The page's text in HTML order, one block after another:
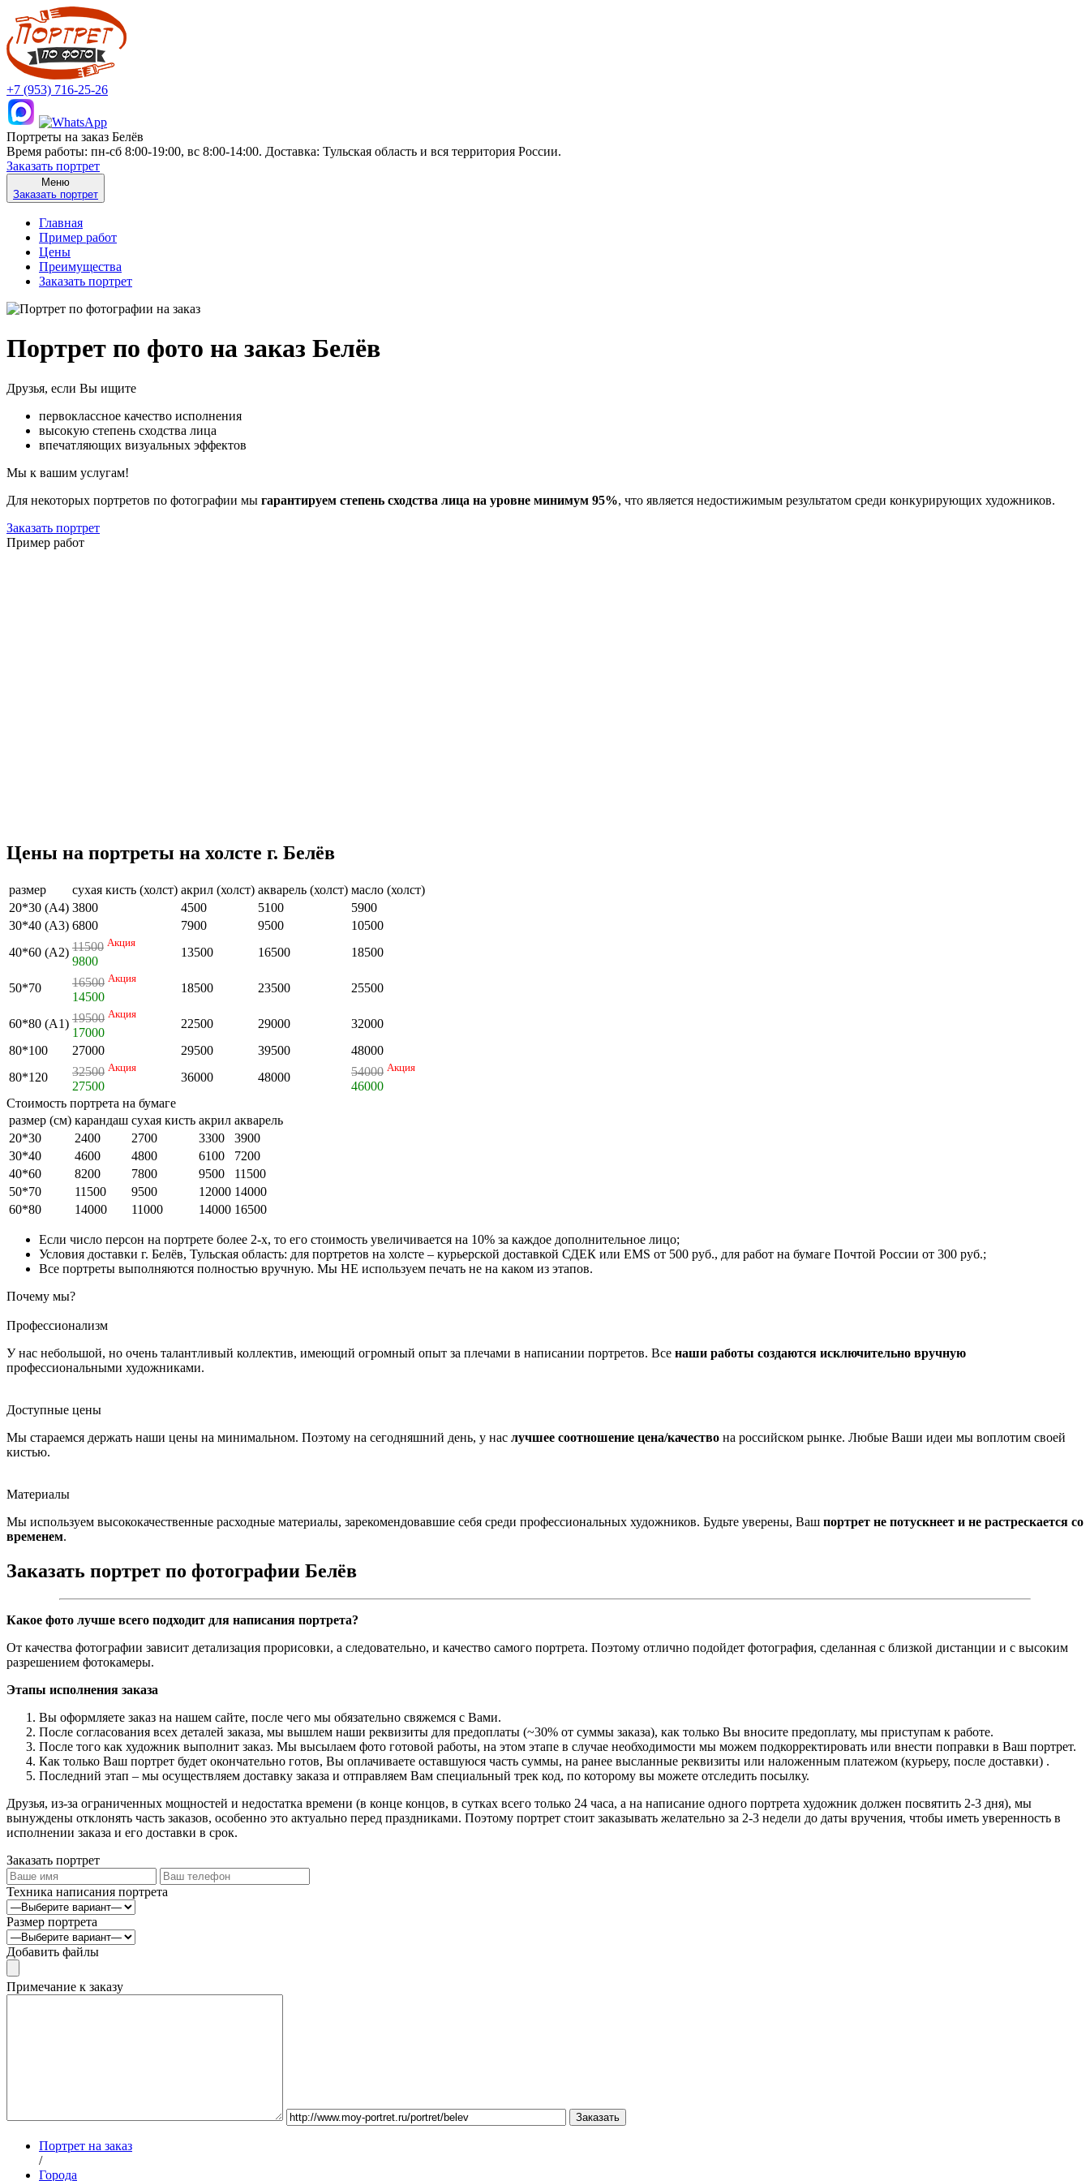
+7 (953) 716-25-26
Портреты на заказ Белёв
Время работы: пн-сб 8:00-19:00, вс 8:00-14:00. Доставка: Тульская область и вся территория России.
Заказать портрет
Меню
Заказать портрет
Главная
Пример работ
Цены
Преимущества
Заказать портрет
Портрет по фото на заказ Белёв
Друзья, если Вы ищите
первоклассное качество исполнения
высокую степень сходства лица
впечатляющих визуальных эффектов
Мы к вашим услугам!
Для некоторых портретов по фотографии мы гарантируем степень сходства лица на уровне минимум 95%, что является недостижимым результатом среди конкурирующих художников.
Заказать портрет
Пример работ
Цены на портреты на холсте г. Белёв
размер сухая кисть (холст) акрил (холст) акварель (холст) масло (холст)
20*30 (А4) 3800 4500 5100
5900
30*40 (А3) 6800 7900 9500
10500
40*60 (А2) 11500 Акция
9800
13500 16500 18500
50*70 16500 Акция
14500
18500 23500 25500
60*80 (А1) 19500 Акция
17000
22500 29000
32000
80*100
27000 29500 39500
48000
80*120
32500 Акция
27500
36000 48000 54000 Акция
46000
Стоимость портрета на бумаге
размер (см) карандаш сухая кисть акрил акварель
20*30
2400 2700 3300
3900
30*40
4600 4800 6100
7200
40*60
8200 7800 9500
11500
50*70
11500 9500 12000 14000
60*80
14000 11000 14000 16500
Если число персон на портрете более 2-х, то его стоимость увеличивается на 10% за каждое дополнительное лицо;
Условия доставки г. Белёв, Тульская область: для портретов на холсте – курьерской доставкой СДЕК или EMS от 500 руб., для работ на бумаге Почтой России от 300 руб.;
Все портреты выполняются полностью вручную. Мы НЕ используем печать не на каком из этапов.
Почему мы?
Профессионализм
У нас небольшой, но очень талантливый коллектив, имеющий огромный опыт за плечами в написании портретов. Все наши работы создаются исключительно вручную
профессиональными художниками.
Доступные цены
Мы стараемся держать наши цены на минимальном. Поэтому на сегодняшний день, у нас лучшее соотношение цена/качество на российском рынке. Любые Ваши идеи мы воплотим своей
кистью.
Материалы
Мы используем высококачественные расходные материалы, зарекомендовавшие себя среди профессиональных художников. Будьте уверены, Ваш портрет не потускнеет и не растрескается со
временем.
Заказать портрет по фотографии Белёв
Какое фото лучше всего подходит для написания портрета?
От качества фотографии зависит детализация прорисовки, а следовательно, и качество самого портрета. Поэтому отлично подойдет фотография, сделанная с близкой дистанции и с высоким
разрешением фотокамеры.
Этапы исполнения заказа
Вы оформляете заказ на нашем сайте, после чего мы обязательно свяжемся с Вами.
После согласования всех деталей заказа, мы вышлем наши реквизиты для предоплаты (~30% от суммы заказа), как только Вы вносите предоплату, мы приступам к работе.
После того как художник выполнит заказ. Мы высылаем фото готовой работы, на этом этапе в случае необходимости мы можем подкорректировать или внести поправки в Ваш портрет.
Как только Ваш портрет будет окончательно готов, Вы оплачиваете оставшуюся часть суммы, на ранее высланные реквизиты или наложенным платежом (курьеру, после доставки) .
Последний этап – мы осуществляем доставку заказа и отправляем Вам специальный трек код, по которому вы можете отследить посылку.
Друзья, из-за ограниченных мощностей и недостатка времени (в конце концов, в сутках всего только 24 часа, а на написание одного портрета художник должен посвятить 2-3 дня), мы
вынуждены отклонять часть заказов, особенно это актуально перед праздниками. Поэтому портрет стоит заказывать желательно за 2-3 недели до даты вручения, чтобы иметь уверенность в
исполнении заказа и его доставки в срок.
Заказать портрет
Техника написания портрета
Размер портрета
Добавить файлы
Примечание к заказу
Портрет на заказ
/
Города